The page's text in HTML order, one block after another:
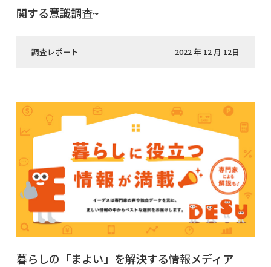
関する意識調査~
調査レポート 2022 年 12 月 12日
暮らしの「まよい」を解決する情報メディア